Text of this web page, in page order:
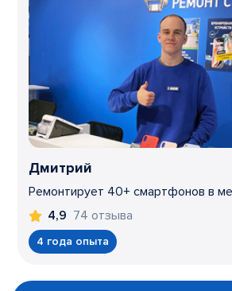
Дмитрий
Ремонтирует 40+ смартфонов в
4,9 74 отзыва
4 года опыта